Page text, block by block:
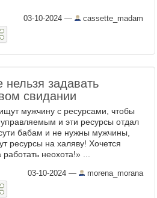
03-10-2024 — cassette_madam
задавать
свидании
мужчину с ресурсами, чтобы
и эти ресурсы отдал
бабам и не нужны мужчины,
ресурсы на халяву! Хочется
работать неохота!» ...
03-10-2024 — morena_morana